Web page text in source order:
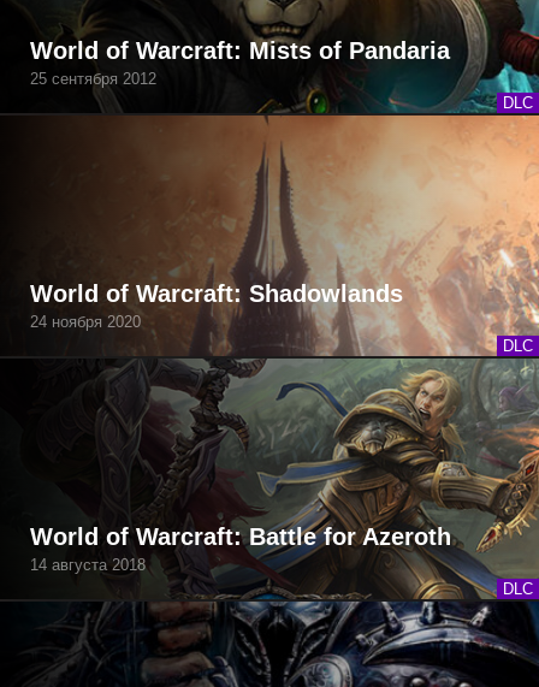
DLC
World of Warcraft: Mists of Pandaria
25 сентября 2012
DLC
World of Warcraft: Shadowlands
24 ноября 2020
DLC
World of Warcraft: Battle for Azeroth
14 августа 2018